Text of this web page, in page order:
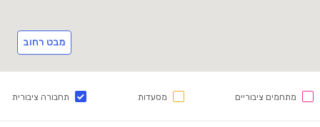
מבט רחוב
מתחמים ציבוריים מסעדות תחבורה ציבורית